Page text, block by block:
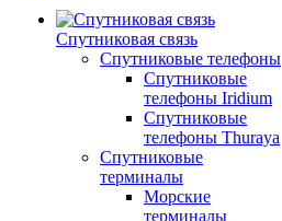
Спутниковая связь
Спутниковые телефоны
Спутниковые
телефоны Iridium
Спутниковые
телефоны Thuraya
Спутниковые
терминалы
Морские
терминалы